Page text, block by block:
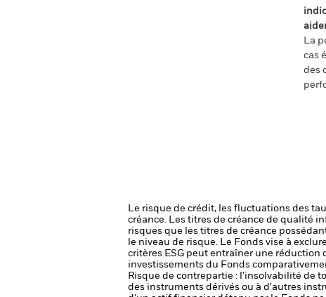
La
cas
des
Le risque de crédit, les fluctuations des
créance. Les titres de créance de qualité
risques que les titres de créance
le niveau de risque. Le Fonds vise à
critères ESG peut entraîner une réduction
investissements du Fonds
Risque de contrepartie : l'insolvabilité de
des instruments dérivés ou à d'autres